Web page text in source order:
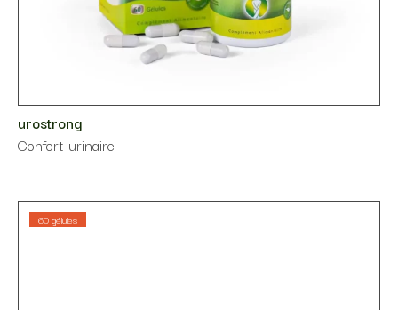
urostrong
Confort urinaire
60 gélules